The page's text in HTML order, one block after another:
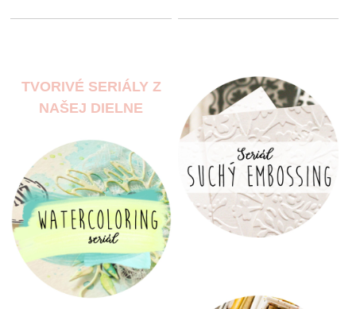
TVORIVÉ SERIÁLY Z
NAŠEJ DIELNE